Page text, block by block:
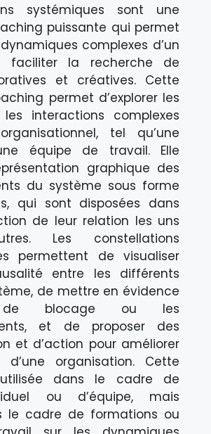
systémiques sont une
puissante qui permet
complexes d’un
faciliter la recherche de
et créatives. Cette
permet d’explorer les
interactions complexes
tel qu’une
équipe de travail. Elle
graphique des
du système sous forme
qui sont disposées dans
de leur relation les uns
Les constellations
permettent de visualiser
entre les différents
de mettre en évidence
blocage ou les
et de proposer des
et d’action pour améliorer
organisation. Cette
dans le cadre de
ou d’équipe, mais
le cadre de formations ou